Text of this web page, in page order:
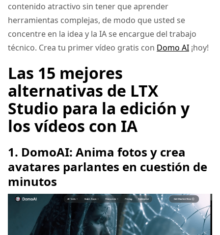
contenido atractivo sin tener que aprender
herramientas complejas, de modo que usted se
concentre en la idea y la IA se encargue del trabajo
técnico. Crea tu primer vídeo gratis con Domo AI ¡hoy!
Las 15 mejores
alternativas de LTX
Studio para la edición y
los vídeos con IA
1. DomoAI: Anima fotos y crea
avatares parlantes en cuestión de
minutos